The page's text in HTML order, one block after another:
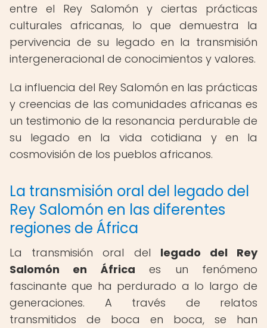
entre el Rey Salomón y ciertas prácticas
culturales africanas, lo que demuestra la
pervivencia de su legado en la transmisión
intergeneracional de conocimientos y valores.
La influencia del Rey Salomón en las prácticas
y creencias de las comunidades africanas es
un testimonio de la resonancia perdurable de
su legado en la vida cotidiana y en la
cosmovisión de los pueblos africanos.
La transmisión oral del legado del
Rey Salomón en las diferentes
regiones de África
La transmisión oral del legado del Rey
Salomón en África es un fenómeno
fascinante que ha perdurado a lo largo de
generaciones. A través de relatos
transmitidos de boca en boca, se han